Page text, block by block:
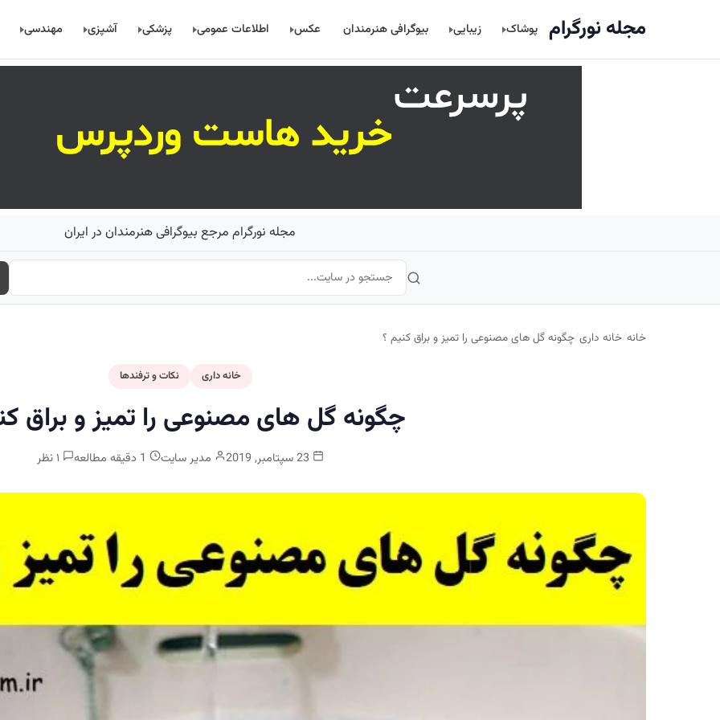
مجله نورگرام پوشاک زیبایی بیوگرافی هنرمندان عکس اطلاعات عمومی پزشکی آشپزی مهندسی
مجله نورگرام مرجع بیوگرافی هنرمندان در ایران
خانه/خانه داری/چگونه گل های مصنوعی را تمیز و براق کنیم ؟
خانه داری نکات و ترفندها
چگونه گل های مصنوعی را تمیز و براق
مدیر سایت